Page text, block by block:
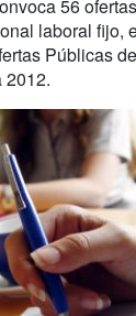
56
laboral fijo,
Públicas
2012.